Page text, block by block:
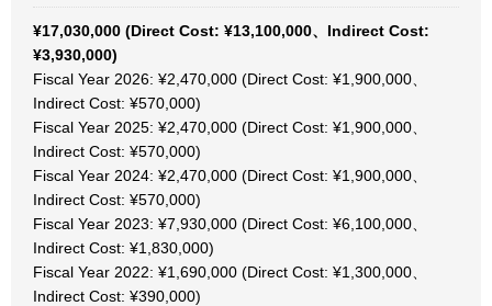
¥17,030,000 (Direct Cost: ¥13,100,000、Indirect Cost:
¥3,930,000)
Fiscal Year 2026: ¥2,470,000 (Direct Cost: ¥1,900,000、
Indirect Cost: ¥570,000)
Fiscal Year 2025: ¥2,470,000 (Direct Cost: ¥1,900,000、
Indirect Cost: ¥570,000)
Fiscal Year 2024: ¥2,470,000 (Direct Cost: ¥1,900,000、
Indirect Cost: ¥570,000)
Fiscal Year 2023: ¥7,930,000 (Direct Cost: ¥6,100,000、
Indirect Cost: ¥1,830,000)
Fiscal Year 2022: ¥1,690,000 (Direct Cost: ¥1,300,000、
Indirect Cost: ¥390,000)